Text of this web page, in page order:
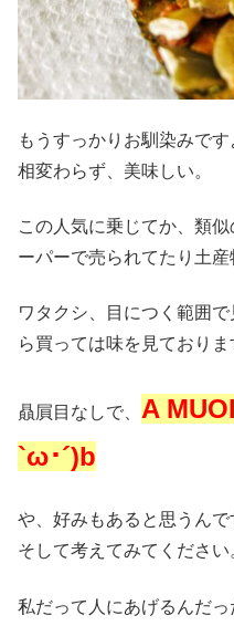
もうすっかりお馴染みです
相変わらず、美味しい。
この人気に乗じてか、類
ーパーで売られてたり土産
ワタクシ、目につく範囲
ら買っては味を見ておりま
贔屓目なしで、 A
`ω･´)b
や、好みもあると思うんで
そして考えてみてください
私だって人にあげるんだ